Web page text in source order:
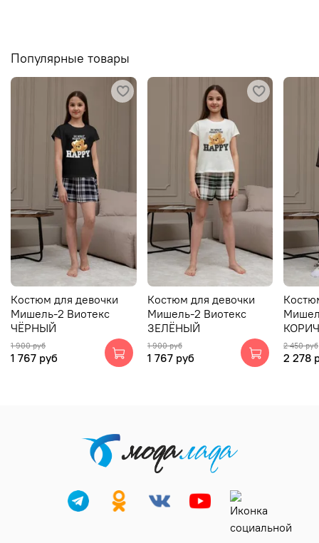
Популярные товары
Костюм для девочки
Мишель-2 Виотекс
ЧЁРНЫЙ
1 900 руб
1 767 руб
Костюм для девочки
Мишель-2 Виотекс
ЗЕЛЁНЫЙ
1 900 руб
1 767 руб
2 450 руб
2 278